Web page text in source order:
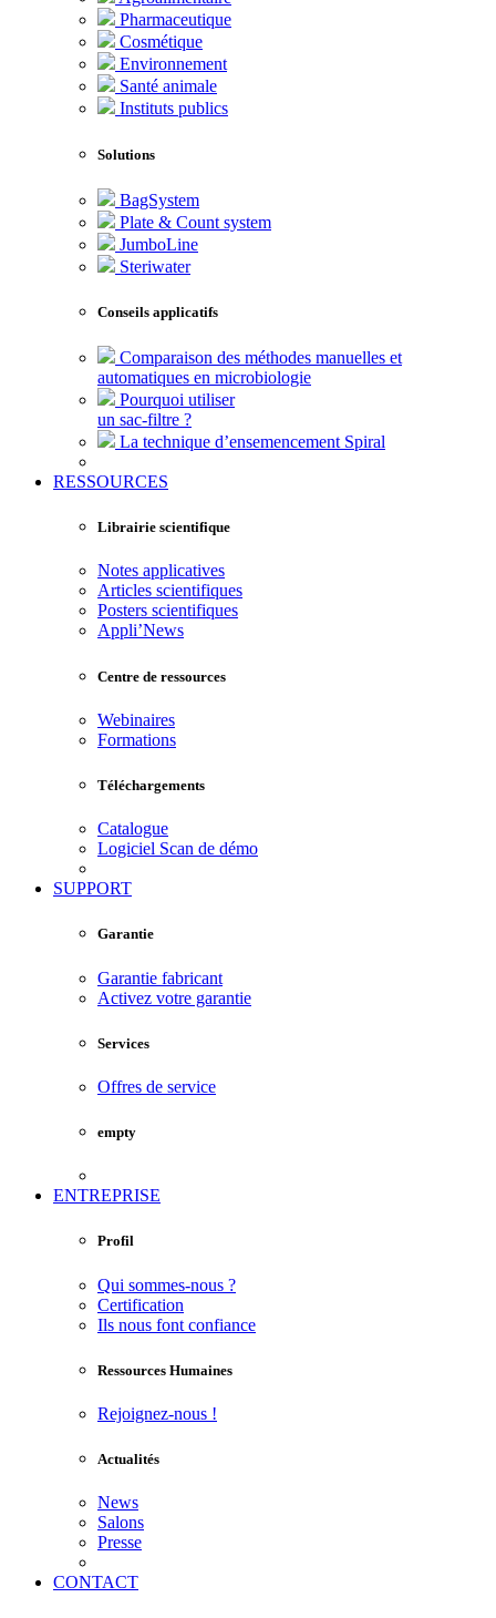
Pharmaceutique
Cosmétique
Environnement
Santé animale
Instituts publics
Solutions
BagSystem
Plate & Count system
JumboLine
Steriwater
Conseils applicatifs
Comparaison des méthodes manuelles et
automatiques en microbiologie
Pourquoi utiliser
un sac-filtre ?
La technique d’ensemencement Spiral
RESSOURCES
Librairie scientifique
Notes applicatives
Articles scientifiques
Posters scientifiques
Appli’News
Centre de ressources
Webinaires
Formations
Téléchargements
Catalogue
Logiciel Scan de démo
SUPPORT
Garantie
Garantie fabricant
Activez votre garantie
Services
Offres de service
empty
ENTREPRISE
Profil
Qui sommes-nous ?
Certification
Ils nous font confiance
Ressources Humaines
Rejoignez-nous !
Actualités
News
Salons
Presse
CONTACT